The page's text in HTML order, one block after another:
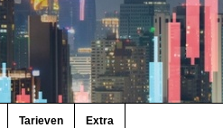
Tarieven Extra